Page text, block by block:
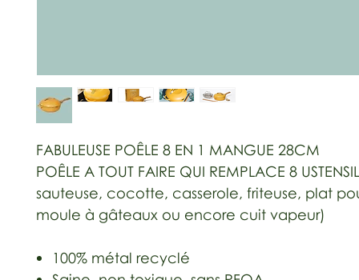
FABULEUSE POÊLE 8 EN 1 MANGUE 28CM
POÊLE A TOUT FAIRE QUI REMPLACE 8
sauteuse, cocotte, casserole, friteuse, plat
moule à gâteaux ou encore cuit vapeur)
100% métal recyclé